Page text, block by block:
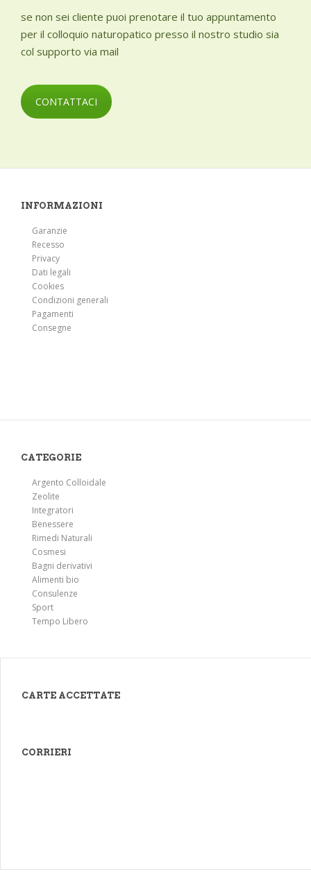
se non sei cliente puoi prenotare il tuo appuntamento
per il colloquio naturopatico presso il nostro studio sia
col supporto via mail
CONTATTACI
INFORMAZIONI
Garanzie
Recesso
Privacy
Dati legali
Cookies
Condizioni generali
Pagamenti
Consegne
CATEGORIE
Argento Colloidale
Zeolite
Integratori
Benessere
Rimedi Naturali
Cosmesi
Bagni derivativi
Alimenti bio
Consulenze
Sport
Tempo Libero
CARTE ACCETTATE
CORRIERI